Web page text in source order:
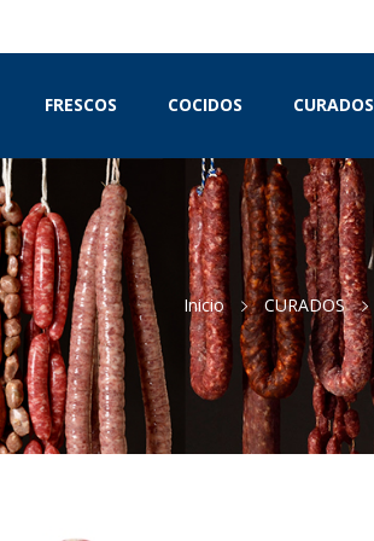
FRESCOS COCIDOS CURADOS
Inicio CURADOS